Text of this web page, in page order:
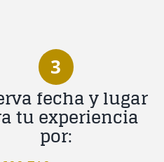
3
fecha y lugar
tu experiencia
por: